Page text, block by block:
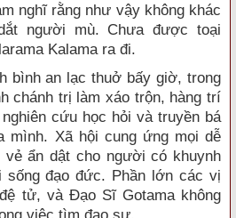
nghĩ rằng như vậy không khác
người mù. Chưa được toại
Kalama ra đi.
bình an lạc thuở bấy giờ, trong
chánh trị làm xáo trộn, hàng trí
cứu học hỏi và truyền bá
mình. Xã hội cung ứng mọi dễ
vẻ ẩn dật cho người có khuynh
đạo đức. Phần lớn các vị
tử, và Đạo Sĩ Gotama không
việc tìm đạo sư.